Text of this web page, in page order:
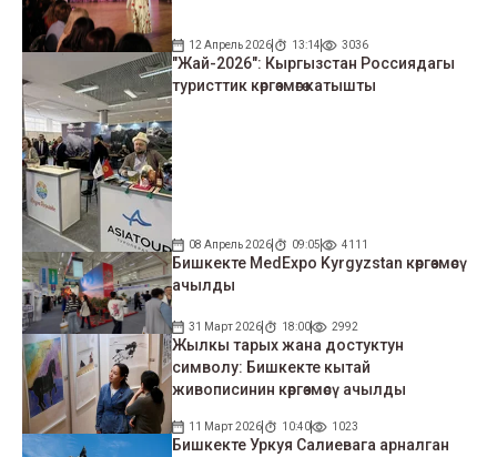
12 Апрель 2026 13:14 3036
"Жай-2026": Кыргызстан Россиядагы
туристтик көргөзмөгө катышты
08 Апрель 2026 09:05 4111
Бишкекте MedExpo Kyrgyzstan көргөзмөсү
ачылды
31 Март 2026 18:00 2992
Жылкы тарых жана достуктун
символу: Бишкекте кытай
живописинин көргөзмөсү ачылды
11 Март 2026 10:40 1023
Бишкекте Уркуя Салиевага арналган